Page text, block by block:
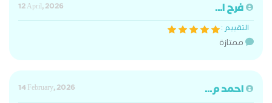
فرح ا...
12 April, 2026
التقييم :
ممتازة
احمد م...
14 February, 2026